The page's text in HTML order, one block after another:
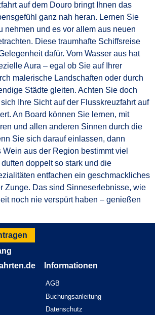
auf dem Douro bringt Ihnen das
ganz nah heran. Lernen Sie
nehmen und es vor allem aus neuen
Diese traumhafte Schiffsreise
dafür. Vom Wasser aus hat
Aura – egal ob Sie auf Ihrer
malerische Landschaften oder durch
Städte gleiten. Achten Sie doch
Ihre Sicht auf der Flusskreuzfahrt auf
An Board können Sie lernen, mit
und allen anderen Sinnen durch die
Sie sich darauf einlassen, dann
aus der Region bestimmt viel
doppelt so stark und die
entfachen ein geschmackliches
Zunge. Das sind Sinneserlebnisse, wie
noch nie verspürt haben – genießen
Informationen
AGB
Buchungsanleitung
Datenschutz